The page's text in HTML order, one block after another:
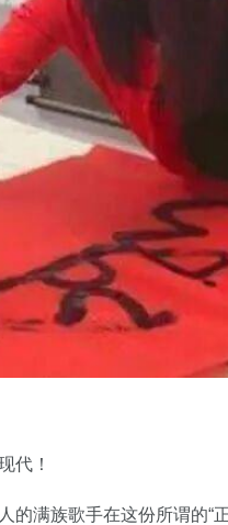
代！
满族歌手在这份所谓的“